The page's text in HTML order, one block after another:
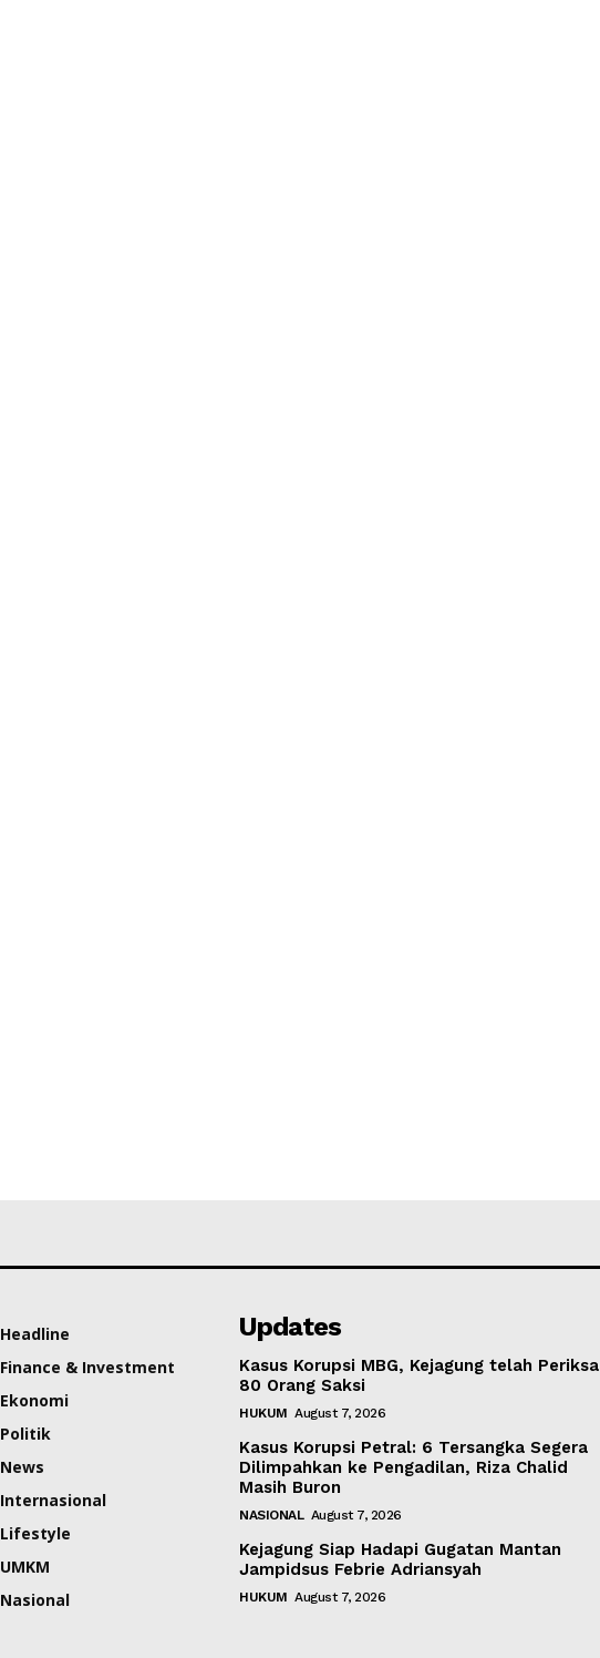
Headline
Finance & Investment
Ekonomi
Politik
News
Internasional
Lifestyle
UMKM
Nasional
Updates
Kasus Korupsi MBG, Kejagung telah Periksa
80 Orang Saksi
HUKUM August 7, 2026
Kasus Korupsi Petral: 6 Tersangka Segera
Dilimpahkan ke Pengadilan, Riza Chalid
Masih Buron
NASIONAL August 7, 2026
Kejagung Siap Hadapi Gugatan Mantan
Jampidsus Febrie Adriansyah
HUKUM August 7, 2026